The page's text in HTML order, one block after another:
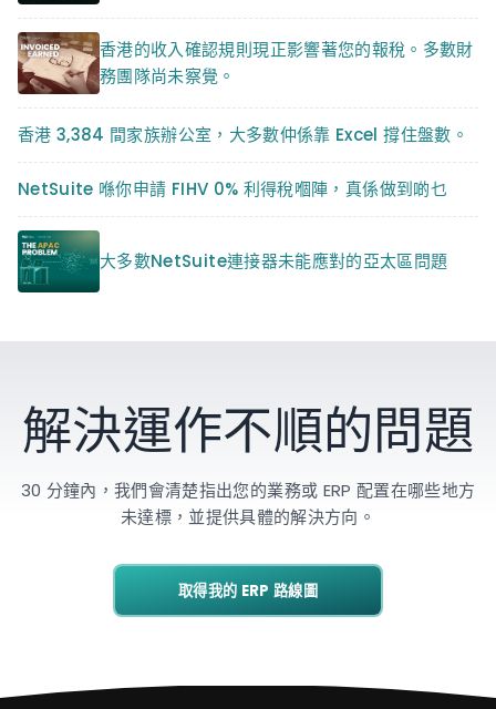
香港的收入確認規則現正影響著您的報稅。多數財
務團隊尚未察覺。
香港 3,384 間家族辦公室，大多數仲係靠 Excel 撐住盤數。
NetSuite 喺你申請 FIHV 0% 利得稅嗰陣，真係做到啲乜
大多數NetSuite連接器未能應對的亞太區問題
解決運作不順的問題
30 分鐘內，我們會清楚指出您的業務或 ERP 配置在哪些地方
未達標，並提供具體的解決方向。
取得我的 ERP 路線圖